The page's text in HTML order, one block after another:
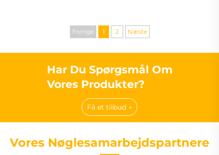
Forrige 1 2 Næste
Har Du Spørgsmål Om
Vores Produkter?
Få et tilbud →
Vores Nøglesamarbejdspartnere